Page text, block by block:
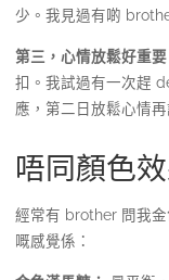
少。我見過有啲
第三，心情放鬆好重要
扣。我試過有一次趕
應，第二日放鬆心情
唔同顏色
經常有 brother 問我
嘅感覺係：